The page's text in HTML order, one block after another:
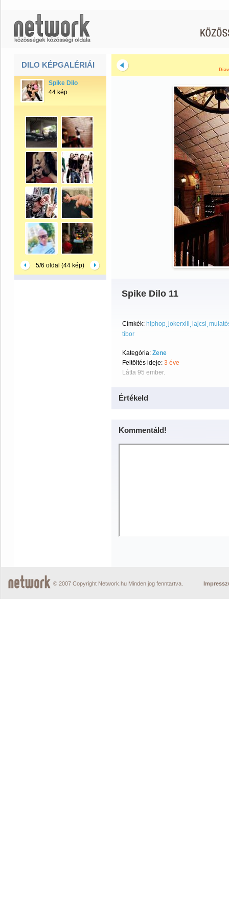
DILO KÉPGALÉRIÁI
Spike Dilo
44 kép
5/6 oldal (44 kép)
Spike Dilo 11
Címkék: hiphop jokerxiii lajcsi
tibor
Kategória: Zene
Feltöltés ideje: 3 éve
Látta 95 ember.
Értékeld
Kommentáld!
© 2007 Copyright Network.hu Minden jog fenntartva.